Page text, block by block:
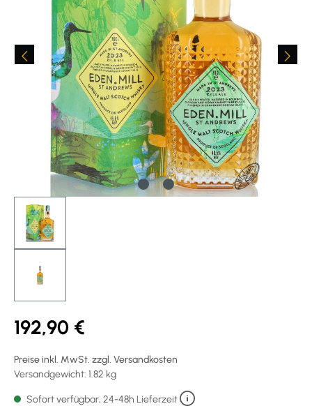
192,90 €
Preise inkl. MwSt. zzgl. Versandkosten
Versandgewicht: 1.82 kg
Sofort verfügbar, 24-48h Lieferzeit